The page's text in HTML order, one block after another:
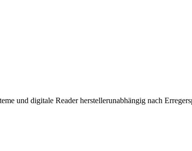
und digitale Reader herstellerunabhängig nach